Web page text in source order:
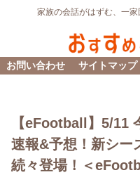
家族の会話がはずむ、一
お問い合わせ サイトマップ
【eFootball】5/11
速報&予想！新シー
続々登場！＜